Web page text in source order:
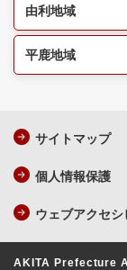
由利地域
平鹿地域
サイトマップ
個人情報保護
ウェブアクセシ
AKITA Prefecture